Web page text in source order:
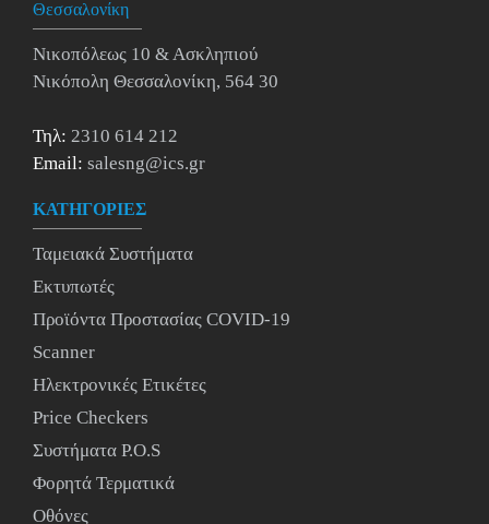
Θεσσαλονίκη
Νικοπόλεως 10 & Ασκληπιού
Νικόπολη Θεσσαλονίκη, 564 30
Τηλ: 2310 614 212
Email: salesng@ics.gr
ΚΑΤΗΓΟΡΙΕΣ
Ταμειακά Συστήματα
Εκτυπωτές
Προϊόντα Προστασίας COVID-19
Scanner
Ηλεκτρονικές Ετικέτες
Price Checkers
Συστήματα P.O.S
Φορητά Τερματικά
Οθόνες